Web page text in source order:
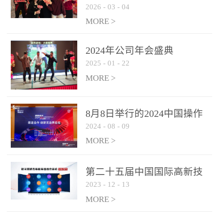
2026 - 03 - 04
MORE >
2024年公司年会盛典
2025 - 01 - 22
MORE >
8月8日举行的2024中国操作
系统产业大会渠道论坛，科
网通荣获区域营销优质伙伴
2024 - 08 - 09
MORE >
第二十五届中国国际高新技
术成果交易会 银河麒麟高级
服务器操作系统荣获 “优秀
2023 - 12 - 13
MORE >